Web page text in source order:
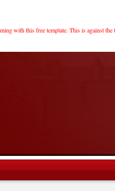
with this free template. This is against